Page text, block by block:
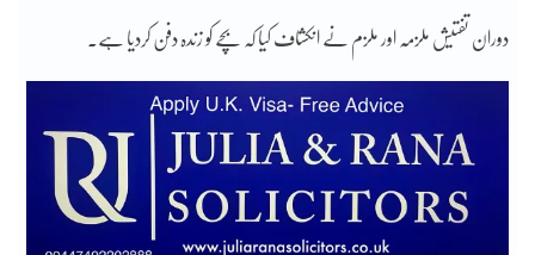
دوران تفتیش ملزمہ اور ملزم نے انکشاف کیا کہ بچے کو زندہ دفن کردیا ہے۔